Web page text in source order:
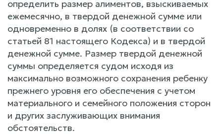
определить размер алиментов, взыскиваемых
ежемесячно, в твердой денежной сумме или
одновременно в долях (в соответствии со
статьей 81 настоящего Кодекса) и в твердой
денежной сумме. Размер твердой денежной
суммы определяется судом исходя из
максимально возможного сохранения ребенку
прежнего уровня его обеспечения с учетом
материального и семейного положения сторон
и других заслуживающих внимания
обстоятельств.